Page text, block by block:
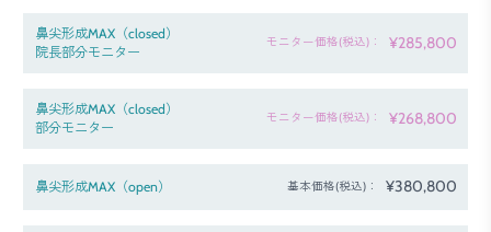
鼻尖形成MAX（closed）
院長部分モニター
モニター価格(税込)： ¥285,800
鼻尖形成MAX（closed）
部分モニター
モニター価格(税込)： ¥268,800
鼻尖形成MAX（open） 基本価格(税込)： ¥380,800